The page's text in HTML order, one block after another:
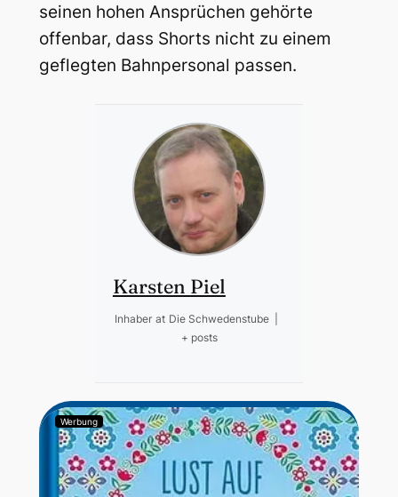
seinen hohen Ansprüchen gehörte
offenbar, dass Shorts nicht zu einem
geflegten Bahnpersonal passen.
Karsten Piel
Inhaber at Die Schwedenstube
+ posts
Werbung